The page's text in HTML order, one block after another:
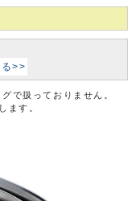
>>
で扱っておりません。
ます。